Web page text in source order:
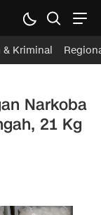
& Kriminal
Narkoba
21 Kg